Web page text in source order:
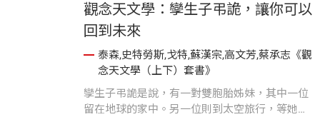
觀念天文學：孿生子弔詭，讓你可以
回到未來
泰森,史特勞斯,戈特,蘇漢宗,高文芳,蔡承志《觀
念天文學（上下）套書》
孿生子弔詭是說，有一對雙胞胎姊妹，其中一位
留在地球的家中。另一位則到太空旅行，等她回